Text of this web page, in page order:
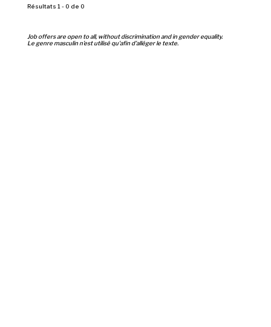
Résultats 1 - 0 de 0
Job offers are open to all, without discrimination and in gender equality.
Le genre masculin n’est utilisé qu'afin d’alléger le texte.